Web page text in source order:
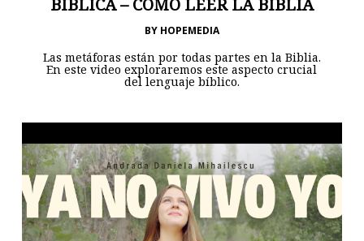
BY HOPEMEDIA
Las metáforas están por todas partes en la Biblia.
En este video exploraremos este aspecto crucial
del lenguaje bíblico.